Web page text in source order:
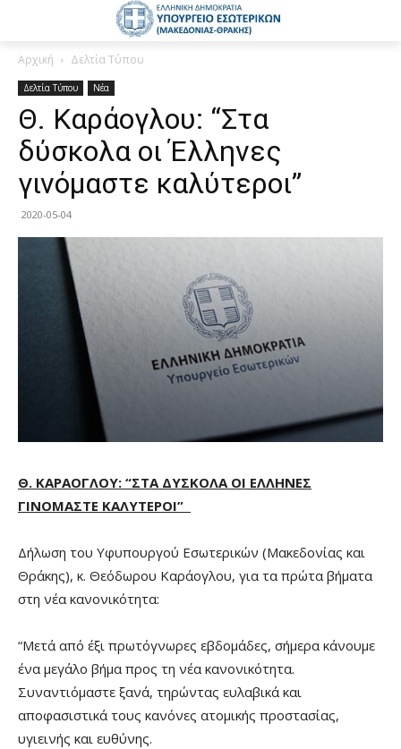
Αρχική Δελτία Τύπου
Δελτία Τύπου Νέα
Θ. Καράογλου: “Στα
δύσκολα οι Έλληνες
γινόμαστε καλύτεροι”
2020-05-04
Θ. ΚΑΡΑΟΓΛΟΥ: “ΣΤΑ ΔΥΣΚΟΛΑ ΟΙ ΕΛΛΗΝΕΣ
ΓΙΝΟΜΑΣΤΕ ΚΑΛΥΤΕΡΟΙ”
Δήλωση του Υφυπουργού Εσωτερικών (Μακεδονίας και
Θράκης), κ. Θεόδωρου Καράογλου, για τα πρώτα βήματα
στη νέα κανονικότητα:
“Μετά από έξι πρωτόγνωρες εβδομάδες, σήμερα κάνουμε
ένα μεγάλο βήμα προς τη νέα κανονικότητα.
Συναντιόμαστε ξανά, τηρώντας ευλαβικά και
αποφασιστικά τους κανόνες ατομικής προστασίας,
υγιεινής και ευθύνης.